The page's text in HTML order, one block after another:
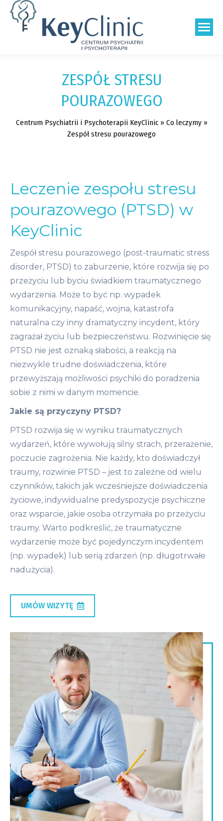
Szukaj:
ZESPÓŁ STRESU
POURAZOWEGO
Centrum Psychiatrii i Psychoterapii KeyClinic» Co leczymy»
Zespół stresu pourazowego
Leczenie zespołu stresu
pourazowego (PTSD) w
KeyClinic
Zespół stresu pourazowego (post-traumatic stress
disorder, PTSD) to zaburzenie, które rozwija się po
przeżyciu lub byciu świadkiem traumatycznego
wydarzenia. Może to być np. wypadek
komunikacyjny, napaść, wojna, katastrofa
naturalna czy inny dramatyczny incydent, który
zagrażał życiu lub bezpieczeństwu. Rozwinięcie się
PTSD nie jest oznaką słabości, a reakcją na
niezwykle trudne doświadczenia, które
przewyższają możliwości psychiki do poradzenia
sobie z nimi w danym momencie.
Jakie są przyczyny PTSD?
PTSD rozwija się w wyniku traumatycznych
wydarzeń, które wywołują silny strach, przerażenie,
poczucie zagrożenia. Nie każdy, kto doświadczył
traumy, rozwinie PTSD – jest to zależne od wielu
czynników, takich jak wcześniejsze doświadczenia
życiowe, indywidualne predyspozycje psychiczne
oraz wsparcie, jakie osoba otrzymała po przeżyciu
traumy. Warto podkreślić, że traumatyczne
wydarzenie może być pojedynczym incydentem
(np. wypadek) lub serią zdarzeń (np. długotrwałe
nadużycia).
UMÓW WIZYTĘ